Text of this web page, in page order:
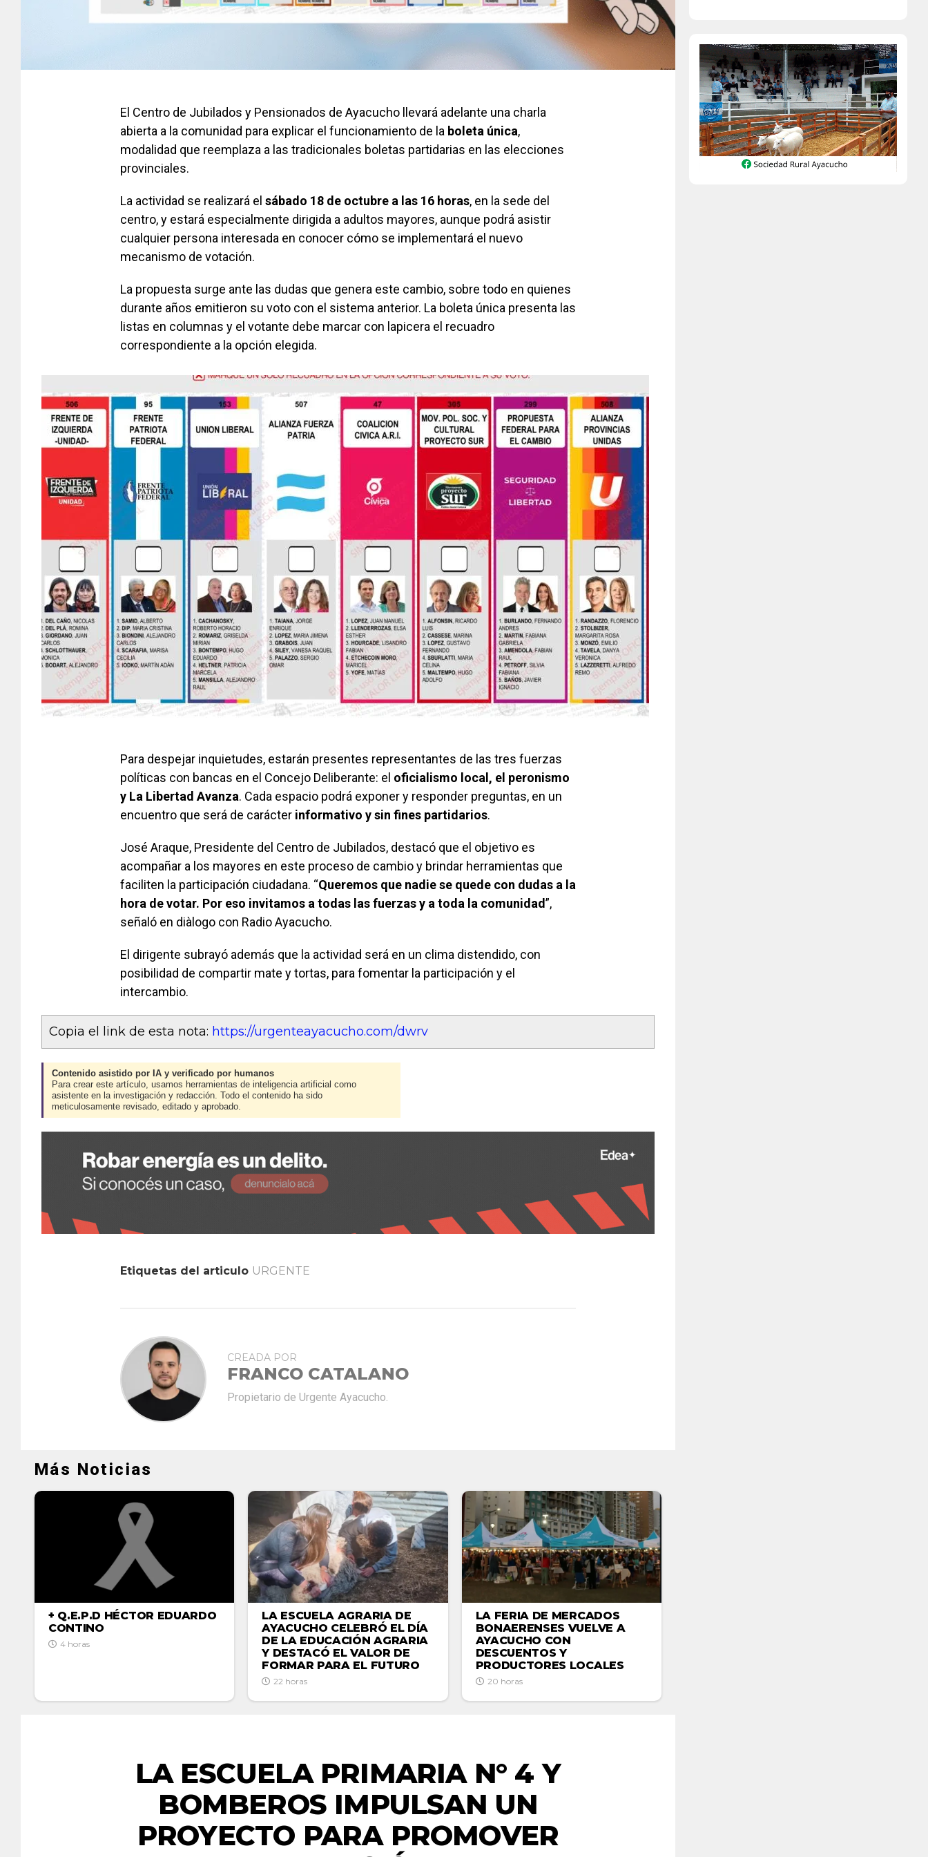
El Centro de Jubilados y Pensionados de Ayacucho llevará adelante una charla
abierta a la comunidad para explicar el funcionamiento de la boleta única,
modalidad que reemplaza a las tradicionales boletas partidarias en las elecciones
provinciales.
La actividad se realizará el sábado 18 de octubre a las 16 horas, en la sede del
centro, y estará especialmente dirigida a adultos mayores, aunque podrá asistir
cualquier persona interesada en conocer cómo se implementará el nuevo
mecanismo de votación.
La propuesta surge ante las dudas que genera este cambio, sobre todo en quienes
durante años emitieron su voto con el sistema anterior. La boleta única presenta las
listas en columnas y el votante debe marcar con lapicera el recuadro
correspondiente a la opción elegida.
Para despejar inquietudes, estarán presentes representantes de las tres fuerzas
políticas con bancas en el Concejo Deliberante: el oficialismo local, el peronismo
y La Libertad Avanza. Cada espacio podrá exponer y responder preguntas, en un
encuentro que será de carácter informativo y sin fines partidarios.
José Araque, Presidente del Centro de Jubilados, destacó que el objetivo es
acompañar a los mayores en este proceso de cambio y brindar herramientas que
faciliten la participación ciudadana. “Queremos que nadie se quede con dudas a la
hora de votar. Por eso invitamos a todas las fuerzas y a toda la comunidad”,
señaló en diàlogo con Radio Ayacucho.
El dirigente subrayó además que la actividad será en un clima distendido, con
posibilidad de compartir mate y tortas, para fomentar la participación y el
intercambio.
Copia el link de esta nota: https://urgenteayacucho.com/dwrv
Contenido asistido por IA y verificado por humanos
Para crear este artículo, usamos herramientas de inteligencia artificial como
asistente en la investigación y redacción. Todo el contenido ha sido
meticulosamente revisado, editado y aprobado.
Etiquetas del articulo URGENTE
CREADA POR
FRANCO CATALANO
Propietario de Urgente Ayacucho.
Más Noticias
+ Q.E.P.D HÉCTOR EDUARDO
CONTINO
4 horas
LA ESCUELA AGRARIA DE
AYACUCHO CELEBRÓ EL DÍA
DE LA EDUCACIÓN AGRARIA
Y DESTACÓ EL VALOR DE
FORMAR PARA EL FUTURO
22 horas
LA FERIA DE MERCADOS
BONAERENSES VUELVE A
AYACUCHO CON
DESCUENTOS Y
PRODUCTORES LOCALES
20 horas
LA ESCUELA PRIMARIA N° 4 Y
BOMBEROS IMPULSAN UN
PROYECTO PARA PROMOVER